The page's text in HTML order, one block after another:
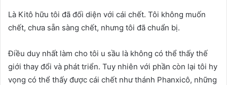
Là Kitô hữu tôi đã đối diện với cái chết. Tôi không muốn
chết, chưa sẵn sàng chết, nhưng tôi đã chuẩn bị.
Điều duy nhất làm cho tôi u sầu là không có thể thấy thế
giới thay đổi và phát triển. Tuy nhiên với phần còn lại tôi hy
vọng có thể thấy được cái chết như thánh Phanxicô, những